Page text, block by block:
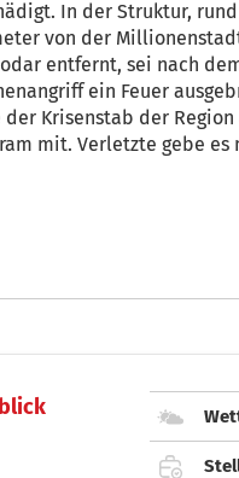
In der Struktur, rund
von der
entfernt, sei nach
ein Feuer
Krisenstab der Region
mit. Verletzte gebe es